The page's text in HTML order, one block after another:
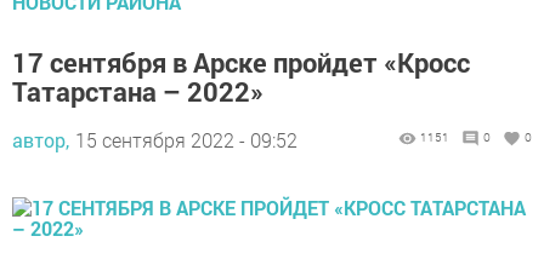
Татарстана – 2022»
автор, 15 сентября 2022 - 09:52